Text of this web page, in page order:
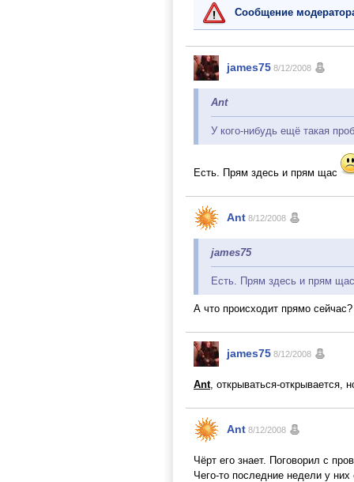
Сообщение
james75 8/12/2008
Ant
У кого-нибудь ещё такая
Есть. Прям здесь и прям щас
Ant 8/12/2008
james75
Есть. Прям здесь и прям щас
А что происходит прямо
james75 8/12/2008
Ant, открываться-открывается,
Ant 8/12/2008
Чёрт его знает. Поговорил с
Чего-то последние недели у